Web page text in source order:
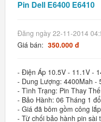
Pin Dell E6400 E6410
Đăng ngày 22-11-2014
Giá bán: 350.000 đ
- Điện Áp 10.5V - 11.1V -
- Dung Lượng: 4400Mah -
- Tình Trạng: Pin Thay
- Bảo Hành: 06 Tháng 1
- Giá đã bôm gồm công
- Từ chối bảo hành pin sài